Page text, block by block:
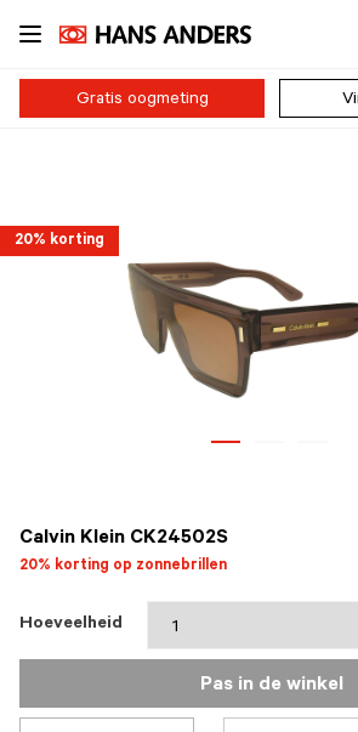
Ga
naar
inhoud
Gratis oogmeting
20% korting
Calvin Klein CK24502S
20% korting op zonnebrillen
Hoeveelheid
Pas in de winkel